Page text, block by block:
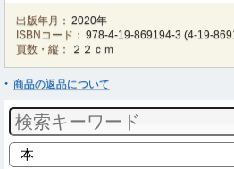
出版年月： 2020年
ISBNコード： 978-4-19-869194-3 (4-19-
頁数・縦：
２２ｃｍ
商品の返品について